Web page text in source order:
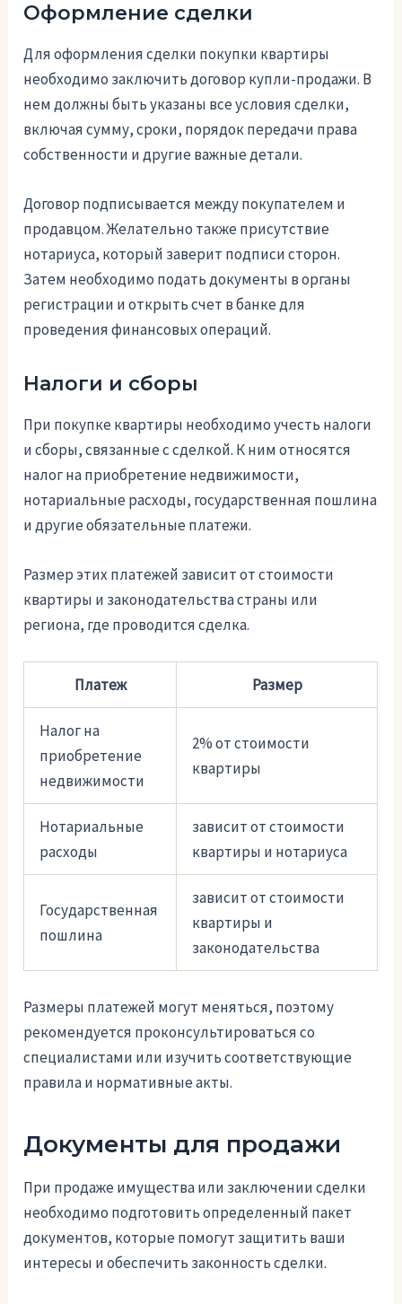
Оформление сделки
Для оформления сделки покупки квартиры
необходимо заключить договор купли-продажи. В
нем должны быть указаны все условия сделки,
включая сумму, сроки, порядок передачи права
собственности и другие важные детали.
Договор подписывается между покупателем и
продавцом. Желательно также присутствие
нотариуса, который заверит подписи сторон.
Затем необходимо подать документы в органы
регистрации и открыть счет в банке для
проведения финансовых операций.
Налоги и сборы
При покупке квартиры необходимо учесть налоги
и сборы, связанные с сделкой. К ним относятся
налог на приобретение недвижимости,
нотариальные расходы, государственная пошлина
и другие обязательные платежи.
Размер этих платежей зависит от стоимости
квартиры и законодательства страны или
региона, где проводится сделка.
Платеж Размер
Налог на
приобретение
недвижимости
2% от стоимости
квартиры
Нотариальные
расходы
зависит от стоимости
квартиры и нотариуса
Государственная
пошлина
зависит от стоимости
квартиры и
законодательства
Размеры платежей могут меняться, поэтому
рекомендуется проконсультироваться со
специалистами или изучить соответствующие
правила и нормативные акты.
Документы для продажи
При продаже имущества или заключении сделки
необходимо подготовить определенный пакет
документов, которые помогут защитить ваши
интересы и обеспечить законность сделки.